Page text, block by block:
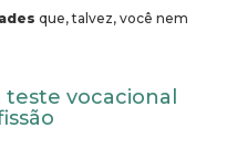
que, talvez, você nem
vocacional